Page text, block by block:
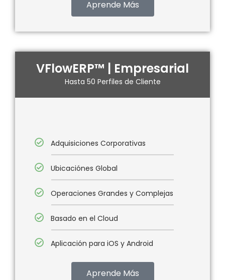
Aprende Más
VFlowERP™ | Empresarial
Hasta 50 Perfiles de Cliente
Adquisiciones Corporativas
Ubicaciónes Global
Operaciones Grandes y Complejas
Basado en el Cloud
Aplicación para iOS y Android
Aprende Más